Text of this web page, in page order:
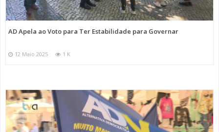
AD Apela ao Voto para Ter Estabilidade para Governar
12 Maio 2025 1 K